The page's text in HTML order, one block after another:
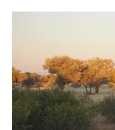
Tag
Den
Kadaitcha-
Spirit
austanzen